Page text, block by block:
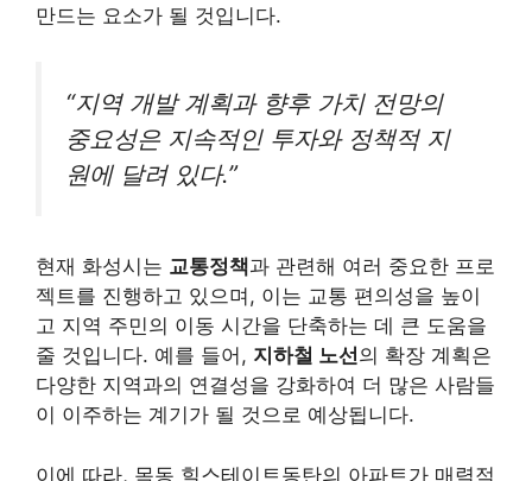
만드는 요소가 될 것입니다.
“지역 개발 계획과 향후 가치 전망의
중요성은 지속적인 투자와 정책적 지
원에 달려 있다.”
현재 화성시는 교통정책과 관련해 여러 중요한 프로
젝트를 진행하고 있으며, 이는 교통 편의성을 높이
고 지역 주민의 이동 시간을 단축하는 데 큰 도움을
줄 것입니다. 예를 들어, 지하철 노선의 확장 계획은
다양한 지역과의 연결성을 강화하여 더 많은 사람들
이 이주하는 계기가 될 것으로 예상됩니다.
이에 따라, 목동 힐스테이트동탄의 아파트가 매력적